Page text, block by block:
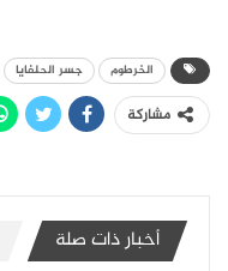
الخرطوم جسر الحلفايا
مشاركة
أخبار ذات صلة